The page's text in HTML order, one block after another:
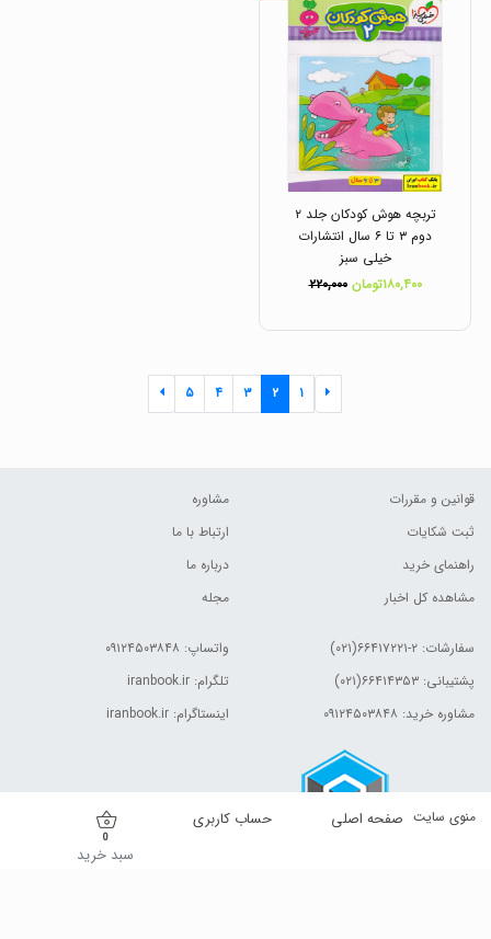
صفحه اصلی منوی سایت حساب کاربری
0
سبد خرید
تربچه هوش کودکان جلد ۲
دوم ۳ تا ۶ سال انتشارات
خیلی سبز
۱۸۰,۴۰۰تومان
۲۲۰,۰۰۰
۱ ۲ ۳ ۴ ۵
قوانین و مقررات
ثبت شکایات
راهنمای خرید
مشاهده کل اخبار
مشاوره
ارتباط با ما
درباره ما
مجله
سفارشات: ۲-۶۶۴۱۷۲۲۱(۰۲۱)
پشتیبانی: ۶۶۴۱۴۳۵۳(۰۲۱)
مشاوره خرید: ۰۹۱۲۴۵۰۳۸۴۸
واتساپ: ۰۹۱۲۴۵۰۳۸۴۸
تلگرام: iranbook.ir
اینستاگرام: iranbook.ir